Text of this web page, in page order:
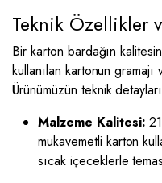
Teknik Özellikler
Bir karton bardağın
kullanılan kartonun gramajı
Ürünümüzün teknik
Malzeme Kalitesi:
mukavemetli karton
sıcak içeceklerle